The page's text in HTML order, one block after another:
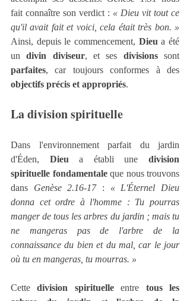
fait connaître son verdict : « Dieu vit tout ce
Ainsi, depuis le commencement, Dieu a été
un divin diviseur, et ses divisions
parfaites
objectifs précis et appropriés.
La division spirituelle
Dans l'environnement parfait du jardin
d'Éden, Dieu a établi une division
spirituelle fondamentale que nous trouvons
dans Genèse 2.16-17 : « L'Éternel Dieu
donna cet ordre à l'homme : Tu pourras
manger de tous les arbres du jardin ; mais tu
ne mangeras pas de l'arbre de la
connaissance du bien et du mal, car le jour
où tu en mangeras, tu mourras. »
Cette division spirituelle entre tous les